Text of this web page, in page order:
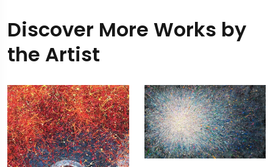
Discover More Works by
the Artist